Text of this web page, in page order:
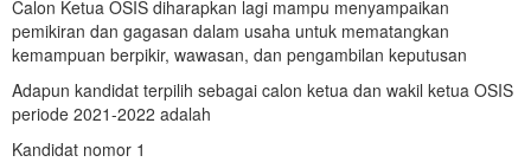
Calon Ketua OSIS diharapkan lagi mampu menyampaikan
pemikiran dan gagasan dalam usaha untuk mematangkan
kemampuan berpikir, wawasan, dan pengambilan keputusan
Adapun kandidat terpilih sebagai calon ketua dan wakil ketua OSIS
periode 2021-2022 adalah
Kandidat nomor 1